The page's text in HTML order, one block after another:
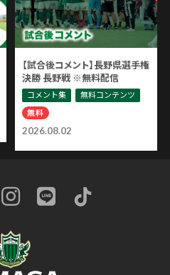
2026.08.02
【試合後コメント】長野県選手権
決勝 長野戦 ※無料配信
コメント集
無料コンテンツ
無料